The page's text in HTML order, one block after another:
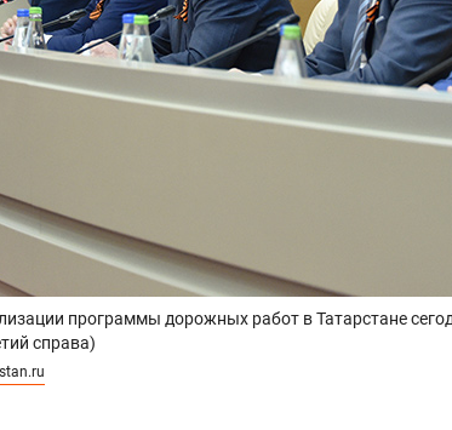
программы дорожных работ в Татарстане
справа)